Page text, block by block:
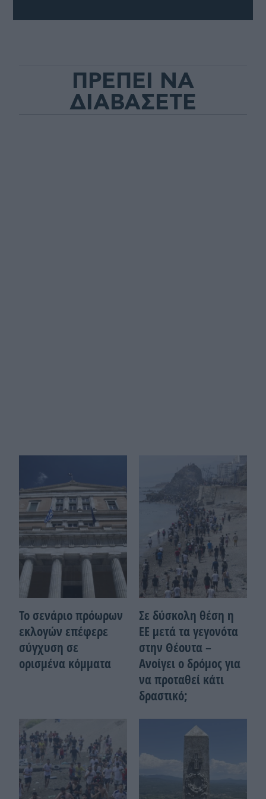
ΠΡΕΠΕΙ ΝΑ
ΔΙΑΒΑΣΕΤΕ
Το σενάριο πρόωρων
εκλογών επέφερε
σύγχυση σε
ορισμένα κόμματα
Σε δύσκολη θέση η
ΕΕ μετά τα γεγονότα
στην Θέουτα –
Ανοίγει ο δρόμος για
να προταθεί κάτι
δραστικό;